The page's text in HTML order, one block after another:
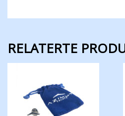
RELATERTE